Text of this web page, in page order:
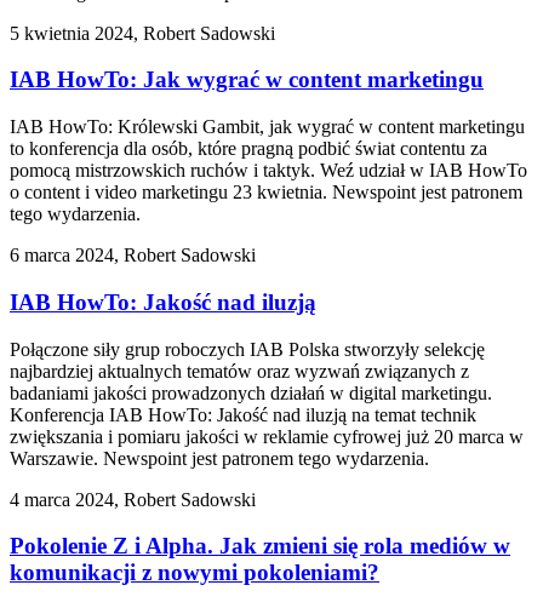
5 kwietnia 2024, Robert Sadowski
IAB HowTo: Jak wygrać w content marketingu
IAB HowTo: Królewski Gambit, jak wygrać w content marketingu
to konferencja dla osób, które pragną podbić świat contentu za
pomocą mistrzowskich ruchów i taktyk. Weź udział w IAB HowTo
o content i video marketingu 23 kwietnia. Newspoint jest patronem
tego wydarzenia.
6 marca 2024, Robert Sadowski
IAB HowTo: Jakość nad iluzją
Połączone siły grup roboczych IAB Polska stworzyły selekcję
najbardziej aktualnych tematów oraz wyzwań związanych z
badaniami jakości prowadzonych działań w digital marketingu.
Konferencja IAB HowTo: Jakość nad iluzją na temat technik
zwiększania i pomiaru jakości w reklamie cyfrowej już 20 marca w
Warszawie. Newspoint jest patronem tego wydarzenia.
4 marca 2024, Robert Sadowski
Pokolenie Z i Alpha. Jak zmieni się rola mediów w
komunikacji z nowymi pokoleniami?